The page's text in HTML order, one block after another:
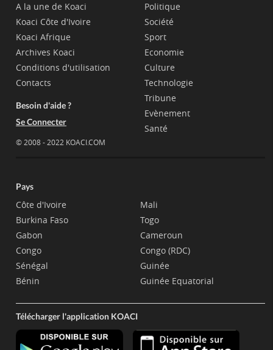
A la une de Koaci
Koaci Côte d'Ivoire
Koaci Afrique
Archives Koaci
Conditions d'utilisation
Contacts
Besoin d'aide ?
Se Connecter
© 2008 - 2022 KOACI.COM
Politique
Société
Sport
Economie
Culture
Technologie
Tribune
Evènement
Santé
Pays
Côte d'Ivoire
Burkina Faso
Gabon
Congo
Sénégal
Bénin
Mali
Togo
Cameroun
Congo (RDC)
Guinée
Guinée Equatorial
Télécharger l'application KOACI